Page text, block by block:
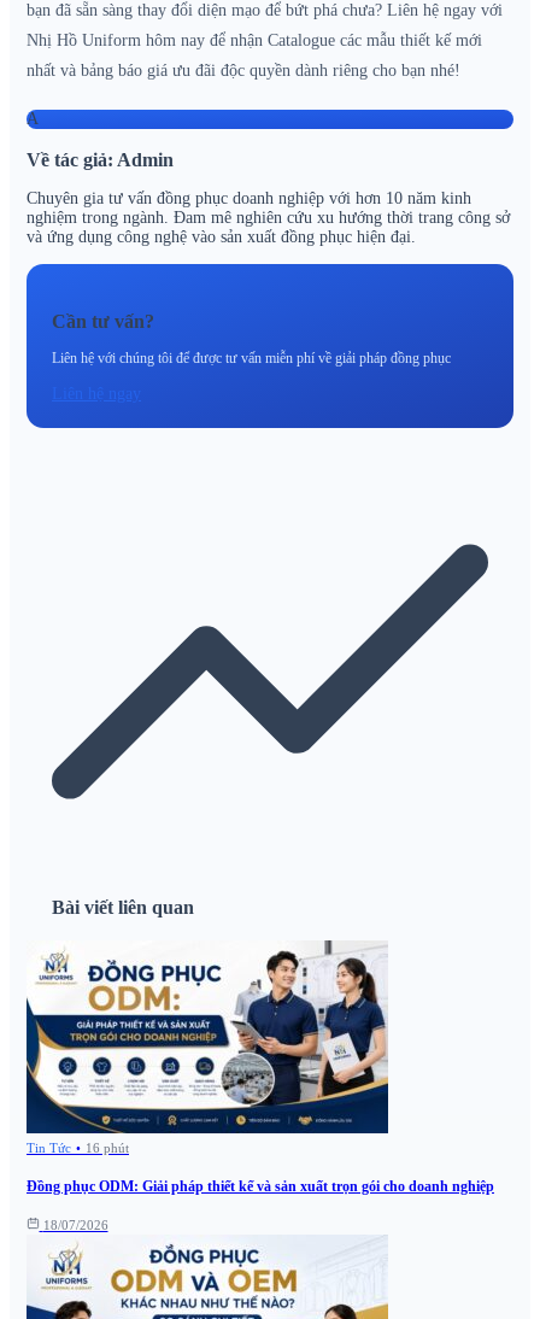
bạn đã sẵn sàng thay đổi diện mạo để bứt phá chưa? Liên hệ ngay với
Nhị Hồ Uniform hôm nay để nhận Catalogue các mẫu thiết kế mới
nhất và bảng báo giá ưu đãi độc quyền dành riêng cho bạn nhé!
A
Về tác giả: Admin
Chuyên gia tư vấn đồng phục doanh nghiệp với hơn 10 năm kinh
nghiệm trong ngành. Đam mê nghiên cứu xu hướng thời trang công sở
và ứng dụng công nghệ vào sản xuất đồng phục hiện đại.
Cần tư vấn?
Liên hệ với chúng tôi để được tư vấn miễn phí về giải pháp đồng phục
Liên hệ ngay
Bài viết liên quan
Tin Tức • 16 phút
Đồng phục ODM: Giải pháp thiết kế và sản xuất trọn gói cho doanh nghiệp
18/07/2026